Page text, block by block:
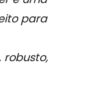
para
robusto,